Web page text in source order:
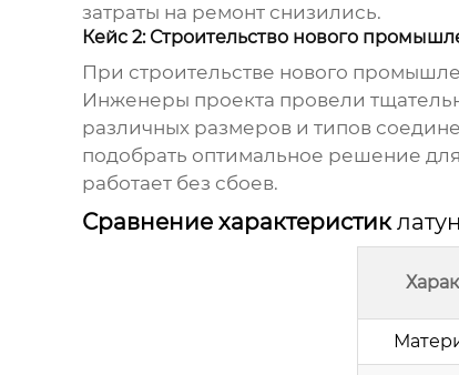
затраты на ремонт снизились.
Кейс 2: Строительство нового
При строительстве нового
Инженеры проекта провели
различных размеров и типов
подобрать оптимальное решение
работает без сбоев.
Сравнение характеристик